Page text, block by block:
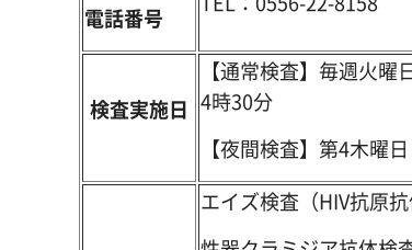
電話番号
検査実施日
【通常検査】毎週火
4時30分
【夜間検査】第4木曜
エイズ検査（HIV抗原抗